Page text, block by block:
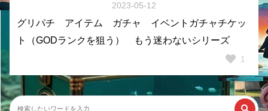
2023-05-12
グリパチ アイテム ガチャ イベントガチャチケッ
ト（GODランクを狙う） もう迷わないシリーズ
1